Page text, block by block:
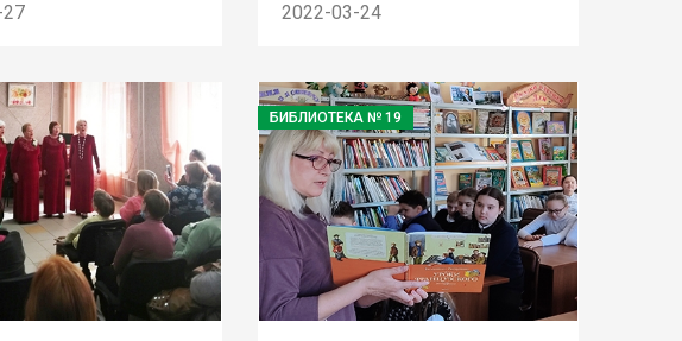
2022-03-24
БИБЛИОТЕКА № 19